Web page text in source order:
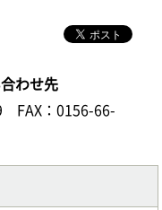
わせ先
FAX：0156-66-